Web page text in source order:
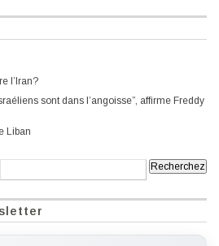
l’Iran?
sont dans l’angoisse”, affirme Freddy
Liban